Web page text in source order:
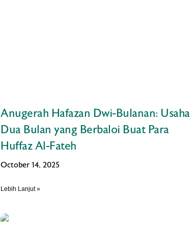
Anugerah Hafazan Dwi-Bulanan: Usaha
Dua Bulan yang Berbaloi Buat Para
Huffaz Al-Fateh
October 14, 2025
Lebih Lanjut »